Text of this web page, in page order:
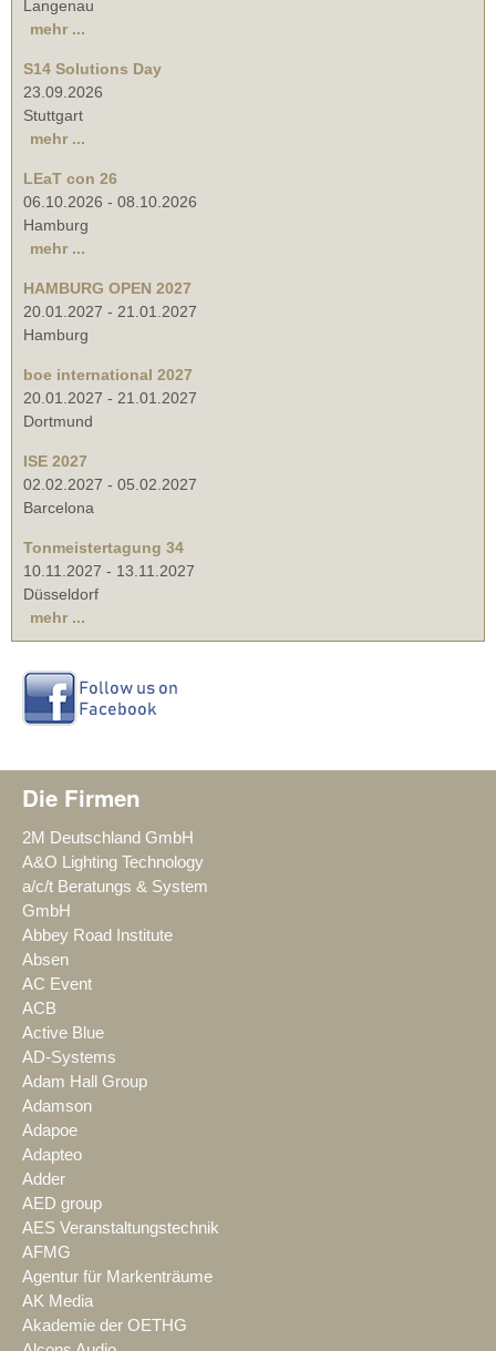
Langenau
mehr ...
S14 Solutions Day
23.09.2026
Stuttgart
mehr ...
LEaT con 26
06.10.2026 - 08.10.2026
Hamburg
mehr ...
HAMBURG OPEN 2027
20.01.2027 - 21.01.2027
Hamburg
boe international 2027
20.01.2027 - 21.01.2027
Dortmund
ISE 2027
02.02.2027 - 05.02.2027
Barcelona
Tonmeistertagung 34
10.11.2027 - 13.11.2027
Düsseldorf
mehr ...
Die Firmen
2M Deutschland GmbH
A&O Lighting Technology
a/c/t Beratungs & System
GmbH
Abbey Road Institute
Absen
AC Event
ACB
Active Blue
AD-Systems
Adam Hall Group
Adamson
Adapoe
Adapteo
Adder
AED group
AES Veranstaltungstechnik
AFMG
Agentur für Markenträume
AK Media
Akademie der OETHG